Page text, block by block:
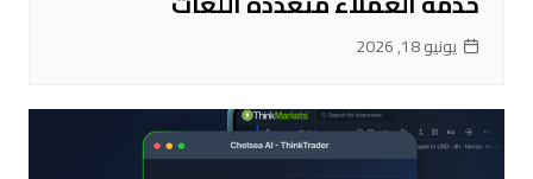
يونيو 18, 2026